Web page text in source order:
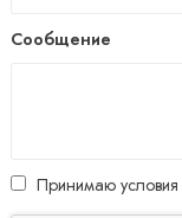
Сообщение
Принимаю условия